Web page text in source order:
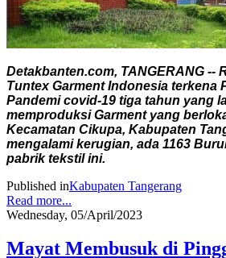
Detakbanten.com, TANGERANG --
Tuntex Garment Indonesia terkena
Pandemi covid-19 tiga tahun yang
memproduksi Garment yang
Kecamatan Cikupa, Kabupaten
mengalami kerugian, ada 1163
pabrik tekstil ini.
Published inKabupaten Tangerang
Read more...
Wednesday, 05/April/2023
Mayat Membusuk di